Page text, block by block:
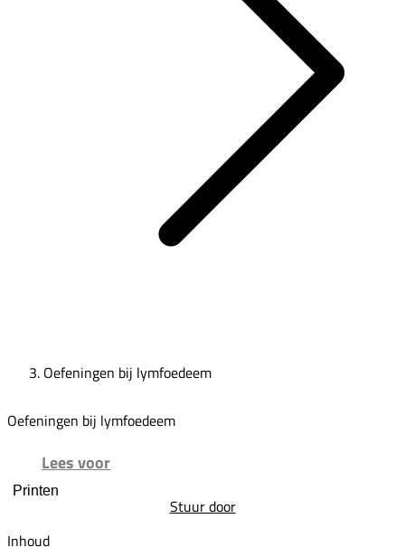
Oefeningen bij lymfoedeem
Oefeningen bij lymfoedeem
Lees voor
Printen
Stuur door
Inhoud